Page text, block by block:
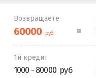
Возвращаете
1й кредит
1000 - 80000